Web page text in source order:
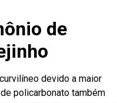
de
devido a maior
policarbonato também